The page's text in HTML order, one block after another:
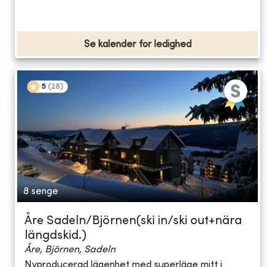
Se kalender for ledighed
5 (28)
8 senge
Åre Sadeln/Björnen(ski in/ski out+nära
längdskid.)
Åre, Björnen, Sadeln